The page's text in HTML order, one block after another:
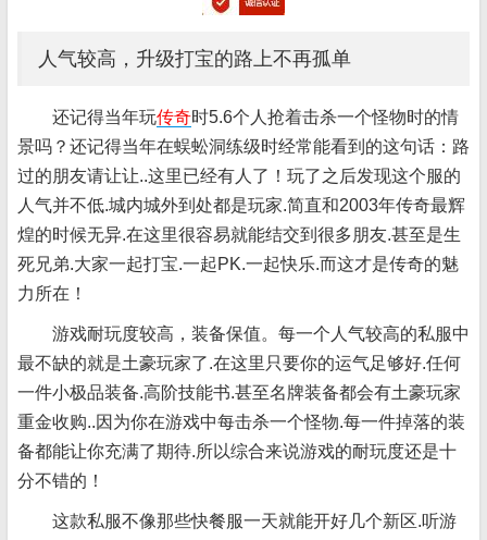
人气较高，升级打宝的路上不再孤单
还记得当年玩传奇时5.6个人抢着击杀一个怪物时的情
景吗？还记得当年在蜈蚣洞练级时经常能看到的这句话：路
过的朋友请让让..这里已经有人了！玩了之后发现这个服的
人气并不低.城内城外到处都是玩家.简直和2003年传奇最辉
煌的时候无异.在这里很容易就能结交到很多朋友.甚至是生
死兄弟.大家一起打宝.一起PK.一起快乐.而这才是传奇的魅
力所在！
游戏耐玩度较高，装备保值。每一个人气较高的私服中
最不缺的就是土豪玩家了.在这里只要你的运气足够好.任何
一件小极品装备.高阶技能书.甚至名牌装备都会有土豪玩家
重金收购..因为你在游戏中每击杀一个怪物.每一件掉落的装
备都能让你充满了期待.所以综合来说游戏的耐玩度还是十
分不错的！
这款私服不像那些快餐服一天就能开好几个新区.听游